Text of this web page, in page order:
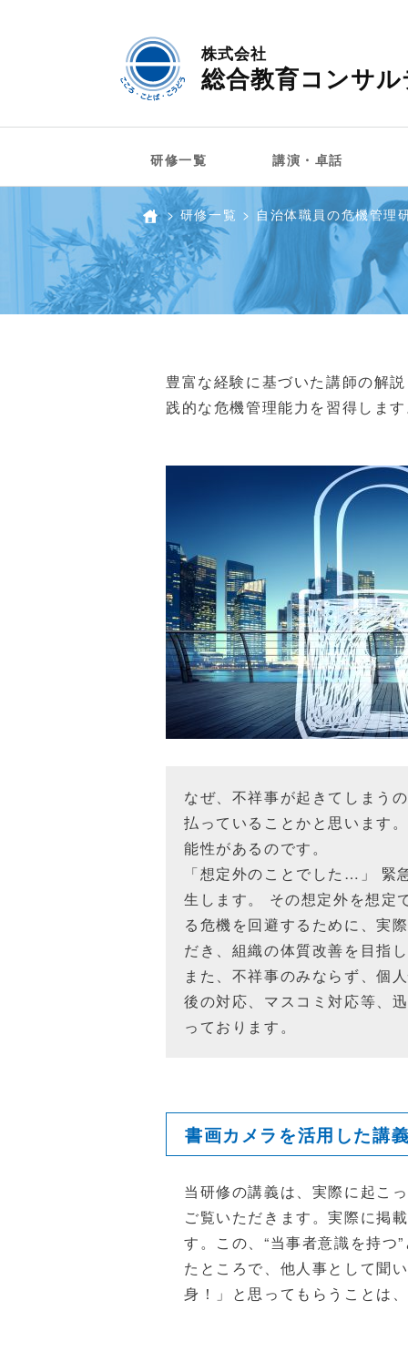
株式会社
総合教育コンサ
研修一覧 講演・卓話
ホーム
>研修一覧 > 自治体職員の危機管理
豊富な経験に基づいた講師の解
践的な危機管理能力を習得しま
なぜ、不祥事が起きてしま
払っていることかと思います
能性があるのです。
「想定外のことでした…」 緊
生します。 その想定外を想定
る危機を回避するために、実
だき、組織の体質改善を目指
また、不祥事のみならず、個
後の対応、マスコミ対応等、
っております。
書画カメラを活用した講
当研修の講義は、実際に起こ
ご覧いただきます。実際に掲
す。この、“当事者意識を持
たところで、他人事として聞
身！」と思ってもらうことは